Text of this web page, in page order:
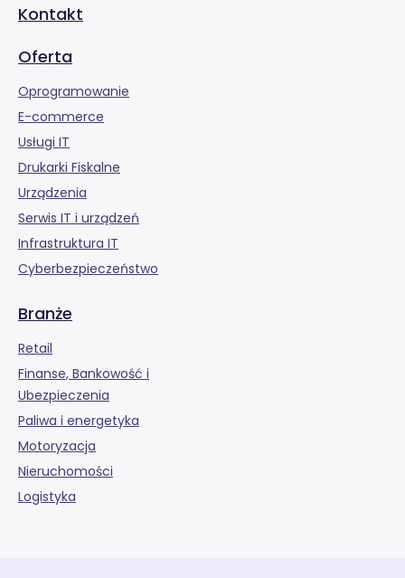
Kontakt
Oferta
Oprogramowanie
E-commerce
Usługi IT
Drukarki Fiskalne
Urządzenia
Serwis IT i urządzeń
Infrastruktura IT
Cyberbezpieczeństwo
Branże
Retail
Finanse, Bankowość i
Ubezpieczenia
Paliwa i energetyka
Motoryzacja
Nieruchomości
Logistyka